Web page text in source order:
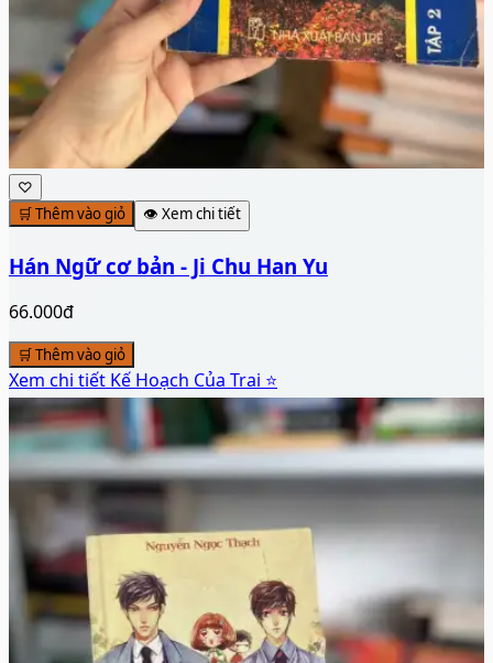
♡
🛒 Thêm vào giỏ
👁️ Xem chi tiết
Hán Ngữ cơ bản - Ji Chu Han Yu
66.000đ
🛒 Thêm vào giỏ
Xem chi tiết Kế Hoạch Của Trai ⭐